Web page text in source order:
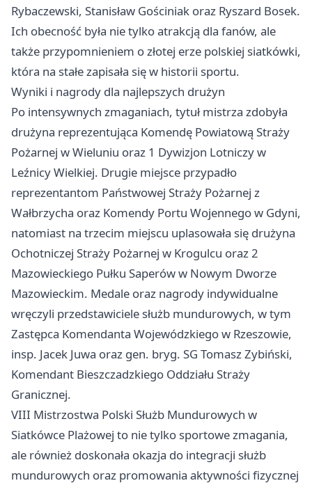
Rybaczewski, Stanisław Gościniak oraz Ryszard Bosek.
Ich obecność była nie tylko atrakcją dla fanów, ale
także przypomnieniem o złotej erze polskiej siatkówki,
która na stałe zapisała się w historii sportu.
Wyniki i nagrody dla najlepszych drużyn
Po intensywnych zmaganiach, tytuł mistrza zdobyła
drużyna reprezentująca Komendę Powiatową Straży
Pożarnej w Wieluniu oraz 1 Dywizjon Lotniczy w
Leźnicy Wielkiej. Drugie miejsce przypadło
reprezentantom Państwowej Straży Pożarnej z
Wałbrzycha oraz Komendy Portu Wojennego w Gdyni,
natomiast na trzecim miejscu uplasowała się drużyna
Ochotniczej Straży Pożarnej w Krogulcu oraz 2
Mazowieckiego Pułku Saperów w Nowym Dworze
Mazowieckim. Medale oraz nagrody indywidualne
wręczyli przedstawiciele służb mundurowych, w tym
Zastępca Komendanta Wojewódzkiego w Rzeszowie,
insp. Jacek Juwa oraz gen. bryg. SG Tomasz Zybiński,
Komendant Bieszczadzkiego Oddziału Straży
Granicznej.
VIII Mistrzostwa Polski Służb Mundurowych w
Siatkówce Plażowej to nie tylko sportowe zmagania,
ale również doskonała okazja do integracji służb
mundurowych oraz promowania aktywności fizycznej